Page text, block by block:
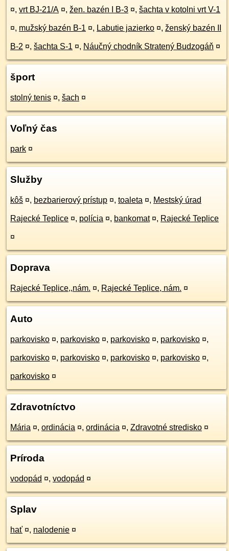
¤, vrt BJ-21/A ¤, žen. bazén I B-3 ¤, šachta v kotolni vrt V-1
¤, mužský bazén B-1 ¤, Labutie jazierko ¤, ženský bazén II
B-2 ¤, šachta S-1 ¤, Náučný chodník Stratený Budzogáň ¤
šport
stolný tenis ¤, šach ¤
Voľný čas
park ¤
Služby
kôš ¤, bezbarierový prístup ¤, toaleta ¤, Mestský úrad
Rajecké Teplice ¤, polícia ¤, bankomat ¤, Rajecké Teplice
¤
Doprava
Rajecké Teplice,,nám. ¤, Rajecké Teplice, nám. ¤
Auto
parkovisko ¤, parkovisko ¤, parkovisko ¤, parkovisko ¤,
parkovisko ¤, parkovisko ¤, parkovisko ¤, parkovisko ¤,
parkovisko ¤
Zdravotníctvo
Mária ¤, ordinácia ¤, ordinácia ¤, Zdravotné stredisko ¤
Príroda
vodopád ¤, vodopád ¤
Splav
hať ¤, nalodenie ¤